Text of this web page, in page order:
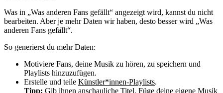
Was in „Was anderen Fans gefällt“ angezeigt wird, kannst du nicht
bearbeiten. Aber je mehr Daten wir haben, desto besser wird „Was
anderen Fans gefällt“.
So generierst du mehr Daten:
Motiviere Fans, deine Musik zu hören, zu speichern und
Playlists hinzuzufügen.
Erstelle und teile Künstler*innen-Playlists.
Tipp: Gib ihnen anschauliche Titel. Füge deine eigene Musik